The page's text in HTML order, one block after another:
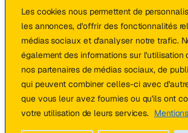
Les cookies nous permettent de
les annonces, d'offrir des fonctionnalités
médias sociaux et d'analyser notre trafic.
également des informations sur l'utilisation
nos partenaires de médias sociaux, de
qui peuvent combiner celles-ci avec
que vous leur avez fournies ou qu'ils ont
votre utilisation de leurs services.
© 2026 Chloé · L'Agence
avec ❤ en France
Mentions légales·Politique de
confidentialité